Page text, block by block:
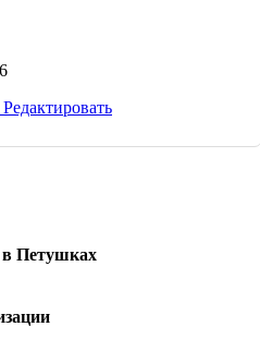
Редактировать
в Петушках